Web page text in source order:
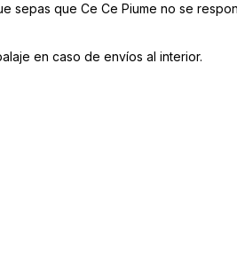
sepas que Ce Ce Piume no se
en caso de envíos al interior.